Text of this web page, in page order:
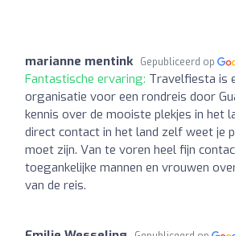
marianne mentink Gepubliceerd op
Fantastische ervaring: Travelfiesta is
organisatie voor een rondreis door
kennis over de mooiste plekjes in het
direct contact in het land zelf weet je
moet zijn. Van te voren heel fijn
toegankelijke mannen en vrouwen
van de reis.